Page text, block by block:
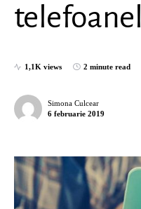
1,1K views 2 minute read
Simona Culcear
6 februarie 2019